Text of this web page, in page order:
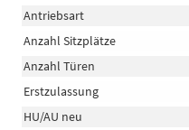
Antriebsart
Anzahl Sitzplätze
Anzahl Türen
Erstzulassung
HU/AU neu